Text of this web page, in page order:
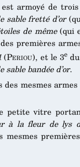
armoyé de
sable fretté d’or
de même(qui
premières
(Periou), et le 3edu
sable bandée d’or.
mesmes
vitre
à la fleur de lys
mesmes